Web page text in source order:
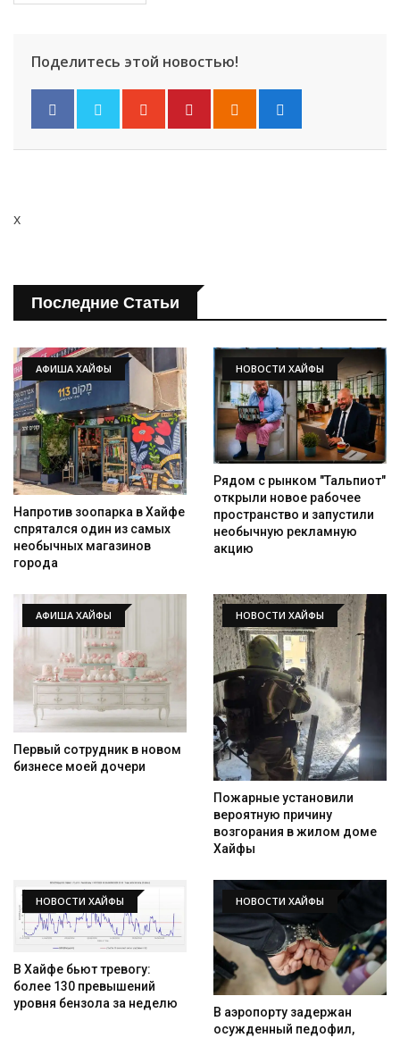
Поделитесь этой новостью!
x
Последние Статьи
АФИША ХАЙФЫ
Напротив зоопарка в Хайфе
спрятался один из самых
необычных магазинов
города
НОВОСТИ ХАЙФЫ
Рядом с рынком "Тальпиот"
открыли новое рабочее
пространство и запустили
необычную рекламную
акцию
АФИША ХАЙФЫ
Первый сотрудник в новом
бизнесе моей дочери
НОВОСТИ ХАЙФЫ
Пожарные установили
вероятную причину
возгорания в жилом доме
Хайфы
НОВОСТИ ХАЙФЫ
В Хайфе бьют тревогу:
более 130 превышений
уровня бензола за неделю
НОВОСТИ ХАЙФЫ
В аэропорту задержан
осужденный педофил,